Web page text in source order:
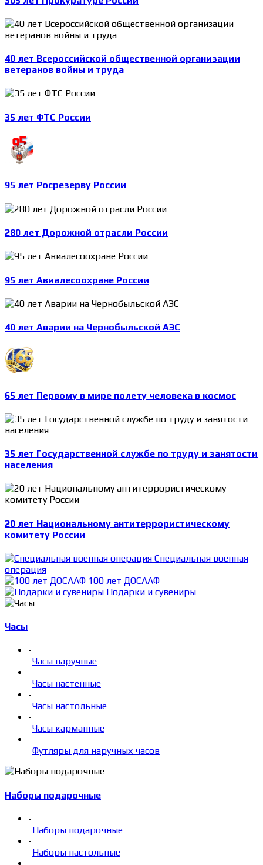
40 лет Всероссийской общественной организации
ветеранов войны и труда
35 лет ФТС России
95 лет Росрезерву России
280 лет Дорожной отрасли России
95 лет Авиалесоохране России
40 лет Аварии на Чернобыльской АЭС
65 лет Первому в мире полету человека в космос
35 лет Государственной службе по труду и занятости
населения
20 лет Национальному антитеррористическому
комитету России
Специальная военная
операция
100 лет ДОСААФ
Подарки и сувениры
Часы
-
Часы наручные
-
Часы настенные
-
Часы настольные
-
Часы карманные
-
Футляры для наручных часов
Наборы подарочные
-
Наборы подарочные
-
Наборы настольные